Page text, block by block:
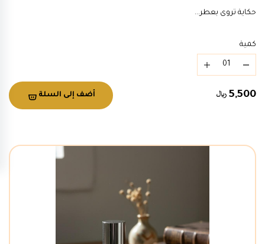
حكاية تروى بعطر...
كمية
5,500 أضف إلى السلة